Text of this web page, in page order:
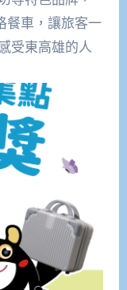
餐車，讓旅客一
受東高雄的人